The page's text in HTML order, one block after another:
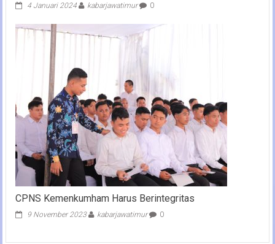
4 Januari 2024 kabarjawatimur 0
CPNS Kemenkumham Harus Berintegritas
9 November 2023 kabarjawatimur 0